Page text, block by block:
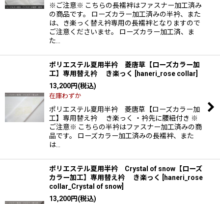
※ご注意※ こちらの長襦袢はファスナー加工済み
の商品です。 ローズカラー加工済みの半衿、また
は、き楽っく替え衿専用の長襦袢となりますので
ご注意くださいませ。 ローズカラー加工済、ま
た…
ポリエステル夏用半衿 菱唐草【ローズカラー加
工】専用替え衿 き楽っく
haneri_rose collar
13,200円(税込)
在庫わずか
ポリエステル夏用半衿 菱唐草【ローズカラー加
工】専用替え衿 き楽っく ・衿先に腰紐付き ※
ご注意※ こちらの半衿はファスナー加工済みの商
品です。 ローズカラー加工済みの長襦袢、また
は…
ポリエステル夏用半衿 Crystal of snow【ローズ
カラー加工】専用替え衿 き楽っく
haneri_rose
collar_Crystal of snow
13,200円(税込)